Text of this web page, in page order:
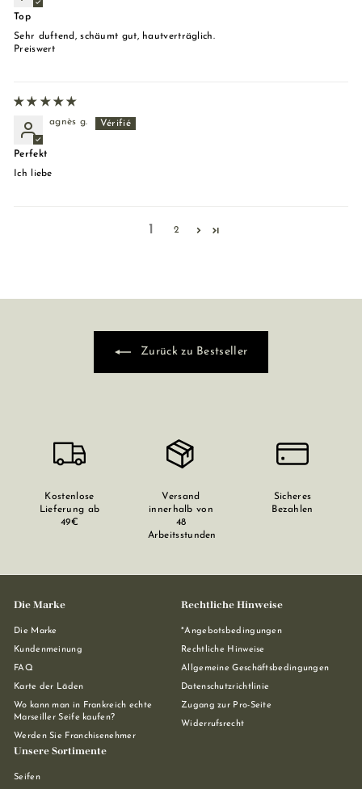
Top
Sehr duftend, schäumt gut, hautverträglich.
Preiswert
agnès g.
Perfekt
Ich liebe
1 2
Zurück zu Bestseller
Kostenlose
Lieferung ab
49€
Versand
innerhalb von
48
Arbeitsstunden
Sicheres
Bezahlen
Die Marke
Die Marke
Kundenmeinung
FAQ
Karte der Läden
Wo kann man in Frankreich echte
Marseiller Seife kaufen?
Werden Sie Franchisenehmer
Rechtliche Hinweise
*Angebotsbedingungen
Rechtliche Hinweise
Allgemeine Geschäftsbedingungen
Datenschutzrichtlinie
Zugang zur Pro-Seite
Widerrufsrecht
Unsere Sortimente
Seifen